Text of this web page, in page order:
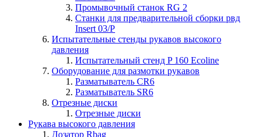
Промывочный станок RG 2
Станки для предварительной сборки рвд
Insert 03/P
Испытательные стенды рукавов высокого
давления
Испытательный стенд P 160 Ecoline
Оборудование для размотки рукавов
Разматыватель CR6
Разматыватель SR6
Отрезные диски
Отрезные диски
Рукава высокого давления
Дозатор Rbag